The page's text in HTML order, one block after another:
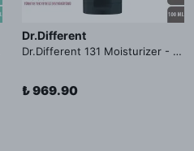
Dr.Different
Dr.Different 131 Moisturizer - Yaşlanma ve Kırışıklık Karşıtı Kolesterol İçerikli Nemlendirici Krem
₺ 969.90